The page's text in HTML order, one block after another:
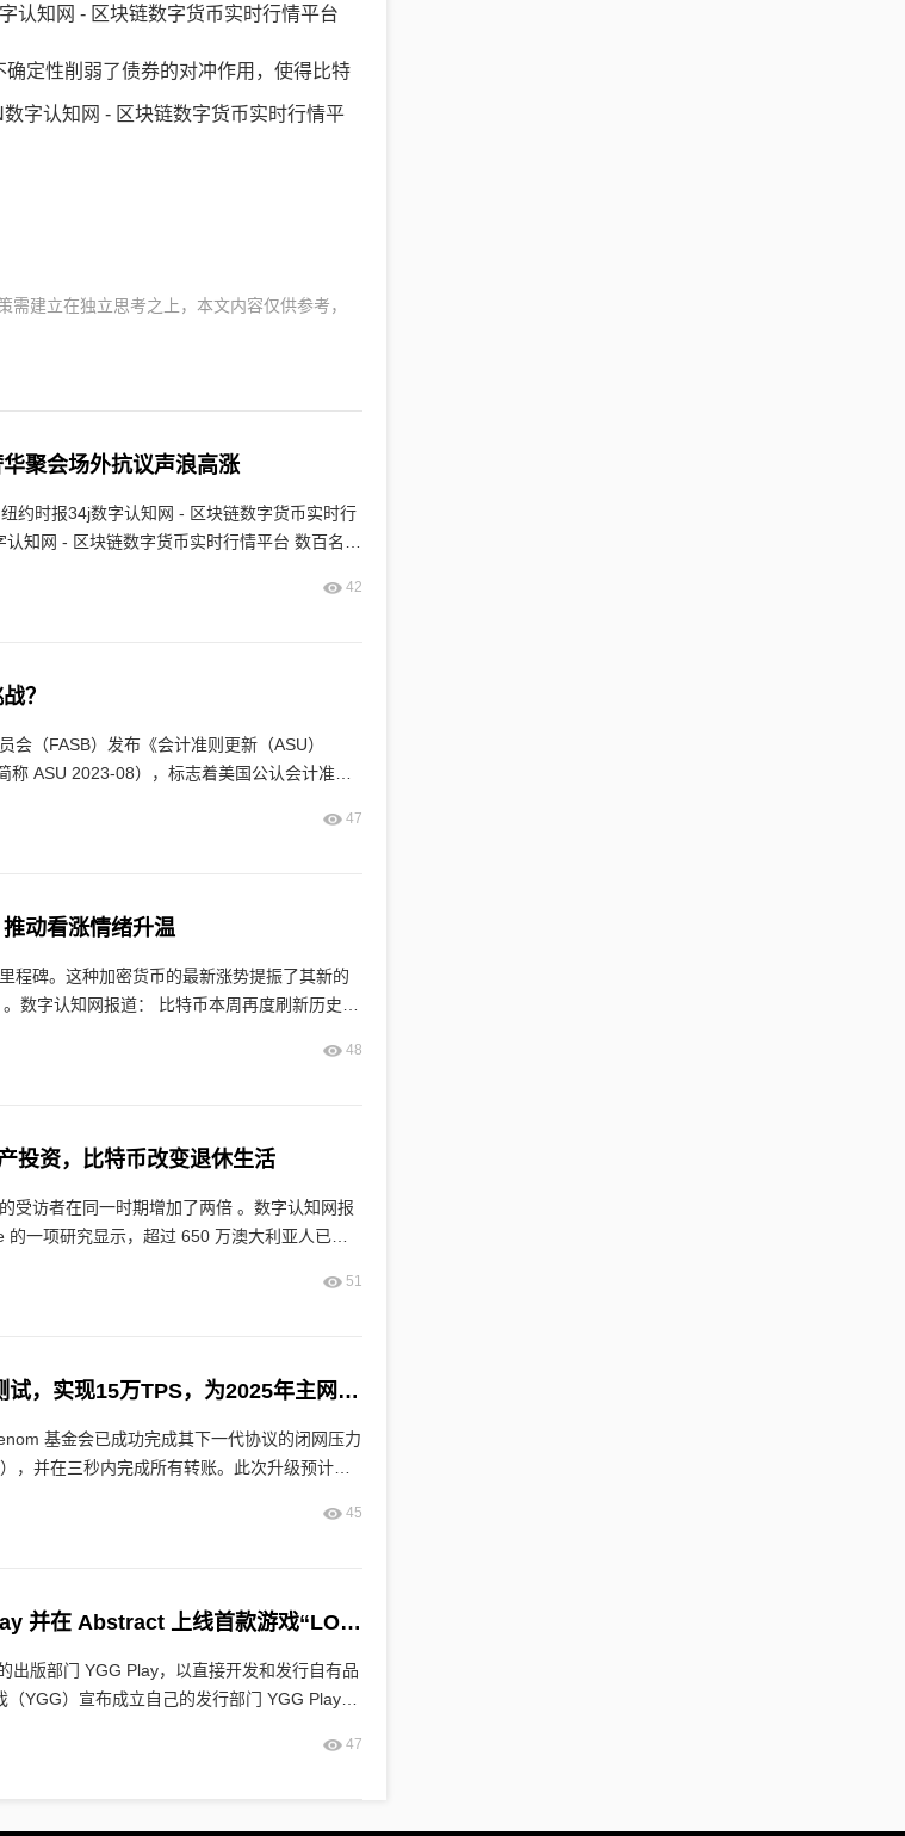
认知网 - 区块链数字货币实时行情平台
定性削弱了债券的对冲作用，使得比特
字认知网 - 区块链数字货币实时行情平
建立在独立思考之上，本文内容仅供参考，
聚会场外抗议声浪高涨
约时报34j数字认知网 - 区块链数字货币实时行
42
？
（FASB）发布《会计准则更新（ASU）
ASU 2023-08），标志着美国公认会计准则
47
动看涨情绪升温
程碑。这种加密货币的最新涨势提振了其新的
比特币本周再度刷新历史高
新的价格飙升中，这一加密货币不仅增
48
投资，比特币改变退休生活
受访者在同一时期增加了两倍 。数字认知网报
最新调查
51
Venom基金会完成封闭网络压力测试，实现15万TPS，为2025年主网升级奠定基础
基金会已成功完成其下一代协议的闭网压力
，并在三秒内完成所有转账。此次升级预计将
[…] 。数
45
Yield Guild Games 推出 YGG Play 并在 Abstract 上线首款游戏“LOL Land”
出版部门 YGG Play，以直接开发和发行自有品
47